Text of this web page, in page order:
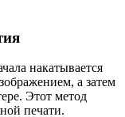
накатывается
а затем
Этот метод
печати.